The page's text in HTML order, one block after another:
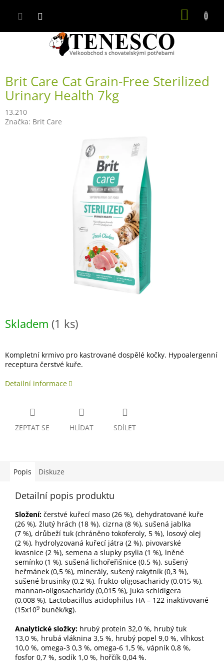
Brit Care Cat Grain-Free Sterilized
Urinary Health 7kg
13.210
Značka: Brit Care
Skladem (1 ks)
Kompletní krmivo pro kastrované dospělé kočky. Hypoalergenní
receptura čerstvé kuře.
Detailní informace
ZEPTAT SE HLÍDAT SDÍLET
Popis Diskuze
Detailní popis produktu
Složení: čerstvé kuřecí maso (26 %), dehydratované kuře
(26 %), žlutý hrách (18 %), cizrna (8 %), sušená jablka
(7 %), drůbeží tuk (chráněno tokoferoly, 5 %), losový olej
(2 %), hydrolyzovaná kuřecí játra (2 %), pivovarské
kvasnice (2 %), semena a slupky psylia (1 %), lněné
semínko (1 %), sušená lichořeřišnice (0,5 %), sušený
heřmánek (0,5 %), minerály, sušený rakytník (0,3 %),
sušené brusinky (0,2 %), frukto-oligosacharidy (0,015 %),
mannan-oligosacharidy (0,015 %), juka schidigera
(0,008 %), Lactobacillus acidophilus HA – 122 inaktivované
(15x109 buněk/kg).
Analytické složky: hrubý protein 32,0 %, hrubý tuk
13,0 %, hrubá vláknina 3,5 %, hrubý popel 9,0 %, vlhkost
10,0 %, omega-3 0,3 %, omega-6 1,5 %, vápník 0,8 %,
fosfor 0,7 %, sodík 1,0 %, hořčík 0,04 %.